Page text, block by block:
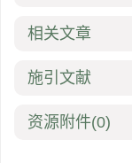
相关文章
施引文献
资源附件(0)